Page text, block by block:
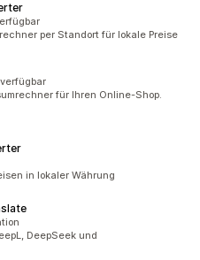
per Standort für lokale Preise
für Ihren Online-Shop.
in lokaler Währung
DeepSeek und